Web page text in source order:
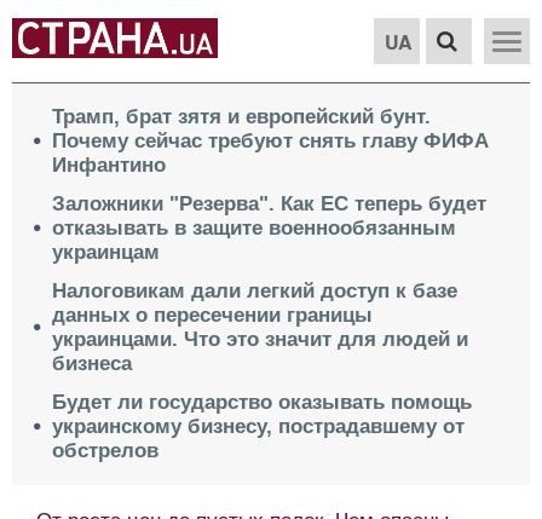
UA
Трамп, брат зятя и европейский бунт.
Почему сейчас требуют снять главу ФИФА
Инфантино
Заложники "Резерва". Как ЕС теперь будет
отказывать в защите военнообязанным
украинцам
Налоговикам дали легкий доступ к базе
данных о пересечении границы
украинцами. Что это значит для людей и
бизнеса
Будет ли государство оказывать помощь
украинскому бизнесу, пострадавшему от
обстрелов